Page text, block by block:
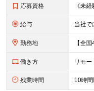
応募資格
給与
勤務地
働き方 リモー
残業時間 10時間